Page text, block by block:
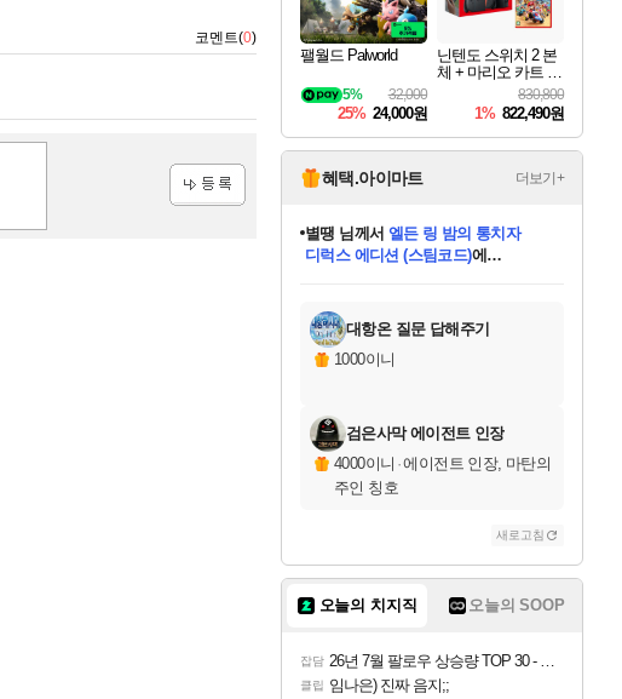
코멘트(0)
팰월드 Palworld
32,000
5%
25% 24,000원
닌텐도 스위치 2 본
체 + 마리오 카트 월
드 + 슈퍼 마리오 파
티 잼버리 닌텐도
스위치 2 에디션 +
잼버리 TV 번들
830,800
1% 822,490원
혜택.아이마트 더보기+
교환.
별땡 님께서 엘든 링 밤의 통치자
디럭스 에디션 (스팀코드)에
당첨되셨습니다.
당첨되셨습니다.
당첨되셨습니다.
당첨되셨습니다.
당첨되셨습니다.
당첨되셨습니다.
에디션 (스팀코드)를 교환.
당첨되셨습니다.
대항온 질문 답해주기
1000이니
검은사막 에이전트 인장
4000이니 ·에이전트 인장, 마탄의
주인 칭호
새로고침
오늘의 치지직 오늘의 SOOP
잡담 26년 7월 팔로우 상승량 TOP 30 - 월간 치지직
클립 임나은) 진짜 음지;;